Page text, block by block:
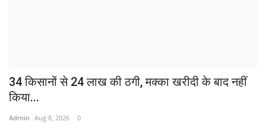
34 किसानों से 24 लाख की ठगी, मक्का खरीदी के बाद नहीं
किया...
Admin Aug 8, 2026 0